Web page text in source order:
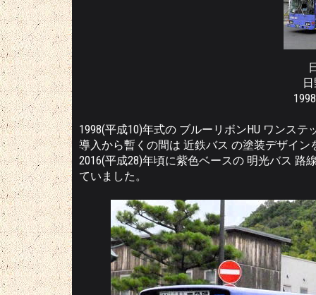
1998(平成10)年式の ブルーリボンHU ワンス
導入から暫くの間は 近鉄バス の塗装デザイ
2016(平成28)年頃に紫色ベースの 明光バス 路
ていました。